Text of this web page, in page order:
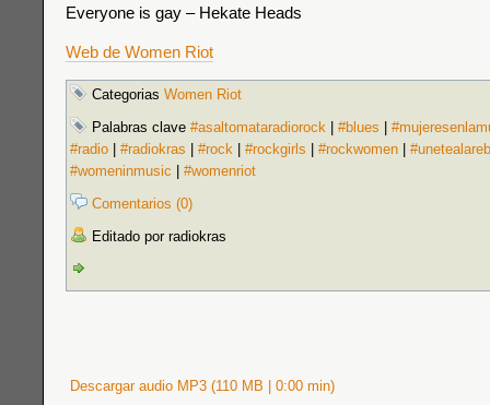
Everyone is gay – Hekate Heads
Web de Women Riot
Categorias Women Riot
Palabras clave #asaltomataradiorock #blues
#radio
#radiokras #rock #rockgirls #rockwomen
#womeninmusic
#womenriot
Comentarios (0)
Editado por radiokras
Descargar audio MP3 (110 MB | 0:00 min)